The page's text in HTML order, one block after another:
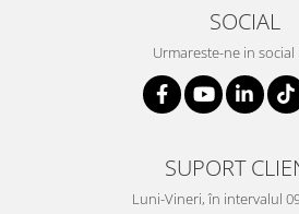
SOCIAL
Urmareste-ne in social
SUPORT
Luni-Vineri, în intervalul